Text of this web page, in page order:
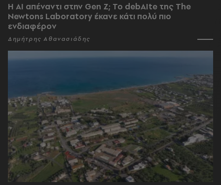
Η AI απέναντι στην Gen Z; Το debAIte της The
Newtons Laboratory έκανε κάτι πολύ πιο
ενδιαφέρον
Δημήτρης Αθανασιάδης